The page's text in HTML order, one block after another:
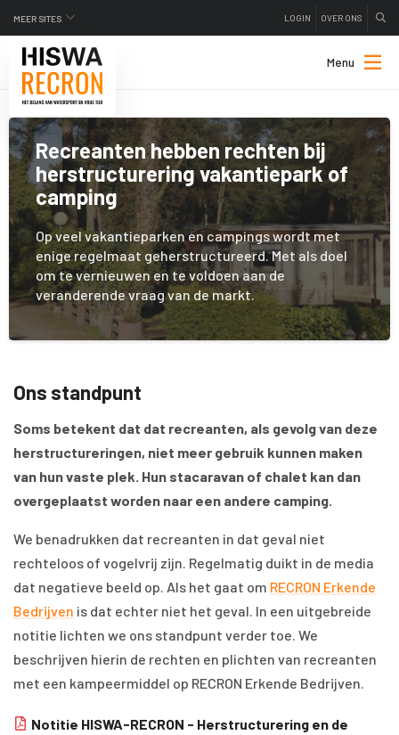
MEER SITES LOGIN OVER ONS
Menu
Recreanten hebben rechten bij
herstructurering vakantiepark of
camping
Op veel vakantieparken en campings wordt met
enige regelmaat geherstructureerd. Met als doel
om te vernieuwen en te voldoen aan de
veranderende vraag van de markt.
Ons standpunt
Soms betekent dat dat recreanten, als gevolg van deze
herstructureringen, niet meer gebruik kunnen maken
van hun vaste plek. Hun stacaravan of chalet kan dan
overgeplaatst worden naar een andere camping.
We benadrukken dat recreanten in dat geval niet
rechteloos of vogelvrij zijn. Regelmatig duikt in de media
dat negatieve beeld op. Als het gaat om RECRON Erkende
Bedrijven is dat echter niet het geval. In een uitgebreide
notitie lichten we ons standpunt verder toe. We
beschrijven hierin de rechten en plichten van recreanten
met een kampeermiddel op RECRON Erkende Bedrijven.
Notitie HISWA-RECRON - Herstructurering en de